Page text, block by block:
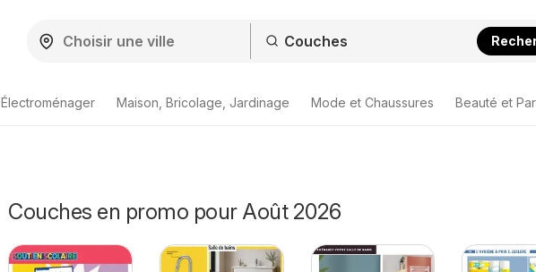
Électroménager Maison, Bricolage, Jardinage Mode et Chaussures Beauté et
Couches en promo pour Août 2026